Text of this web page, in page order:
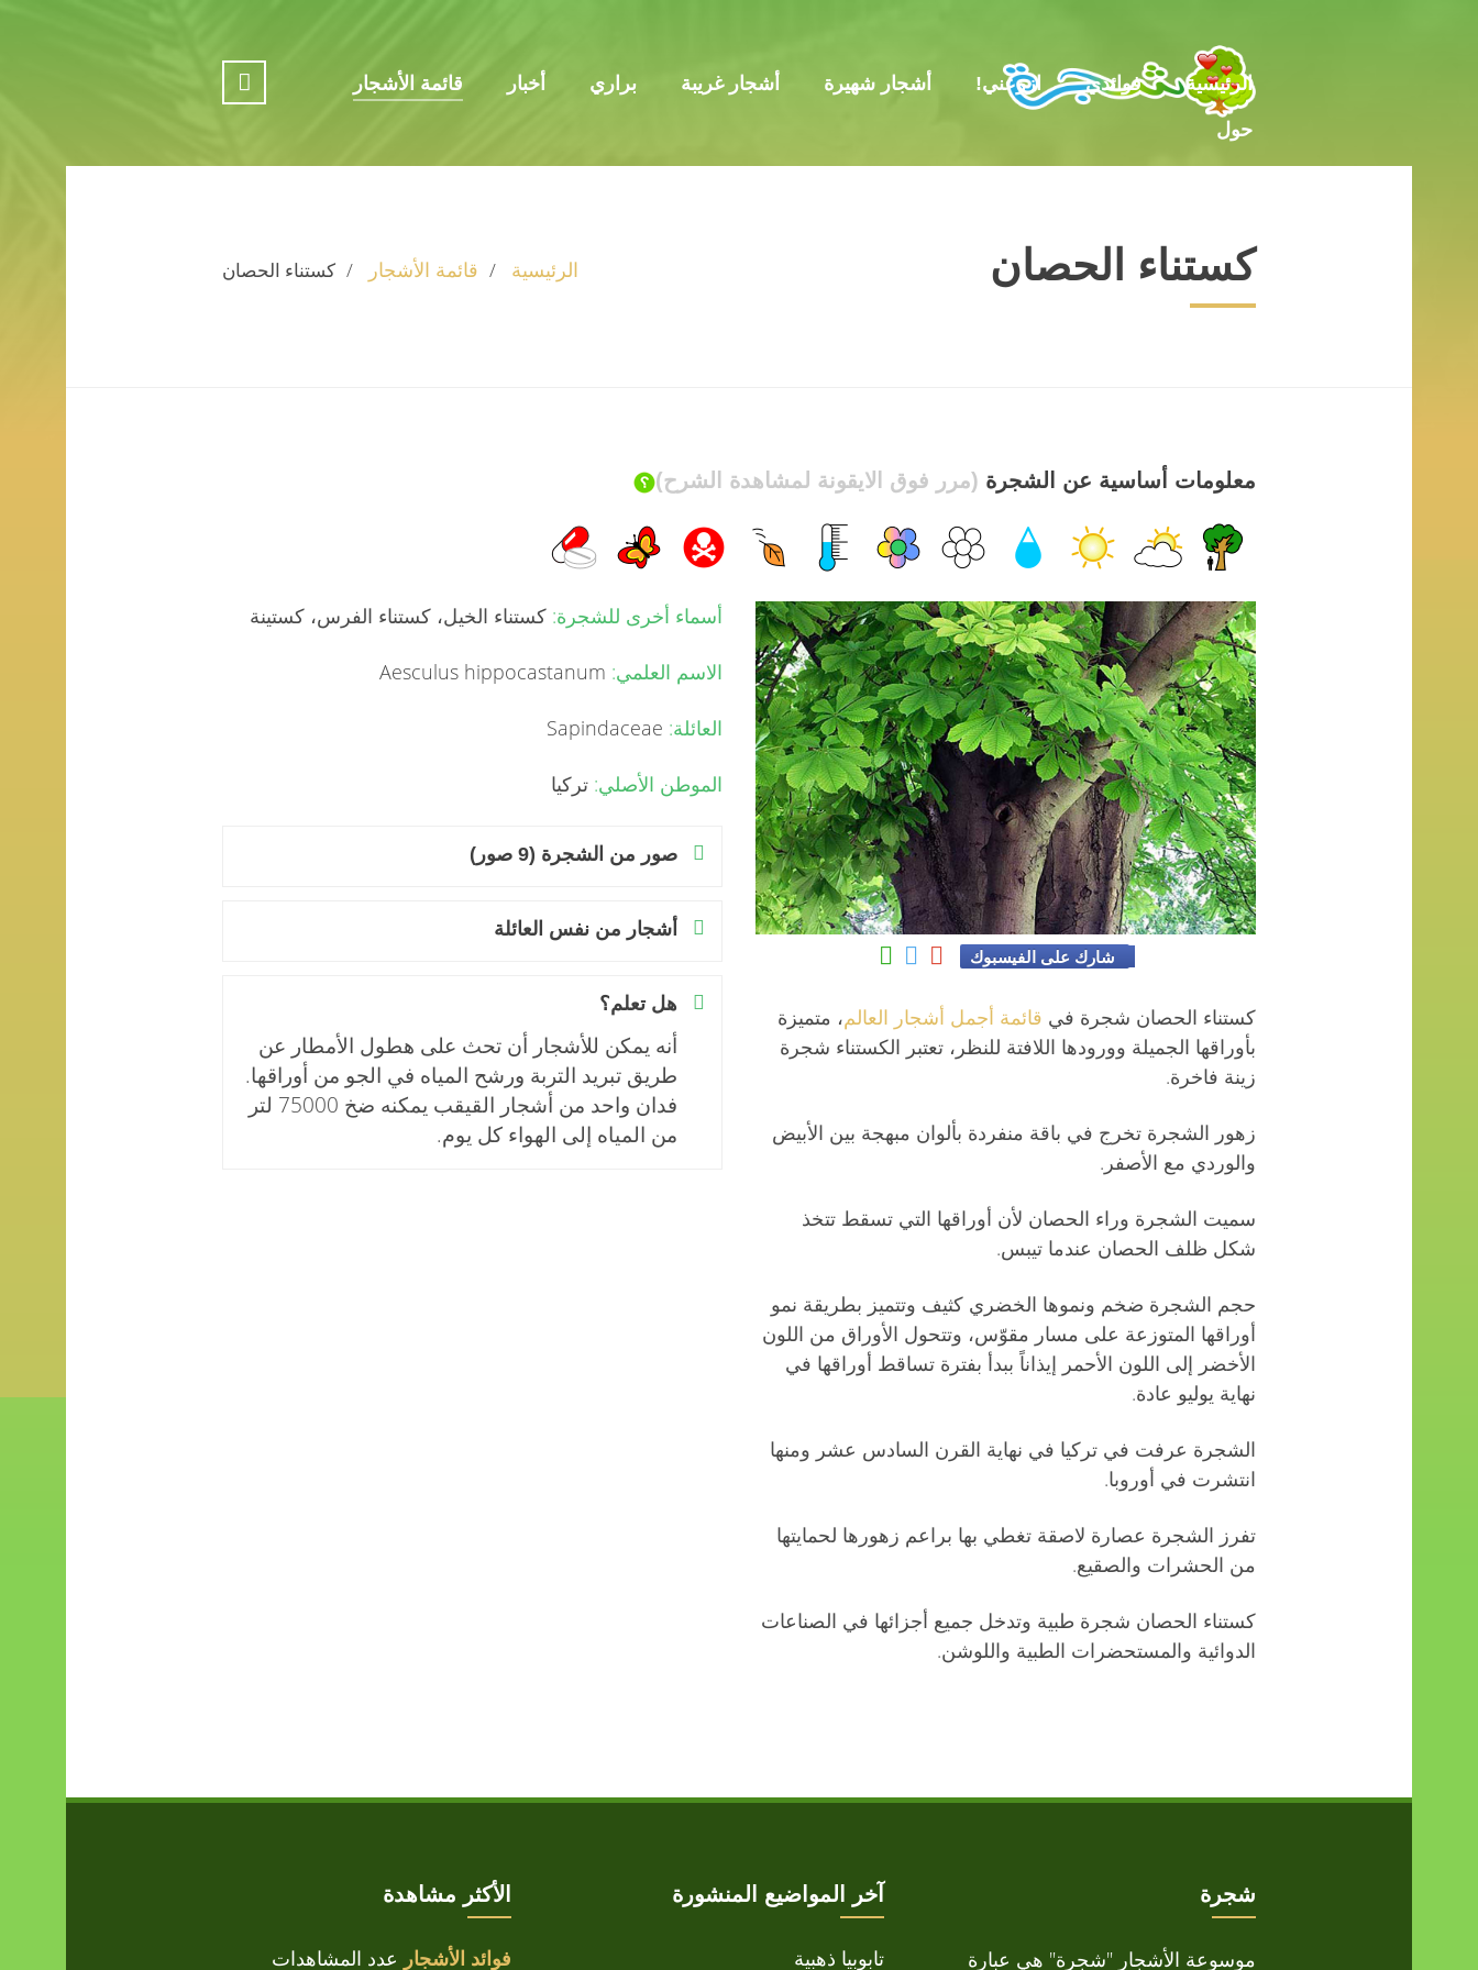
الرئيسية فوائدي ازرعني! أشجار شهيرة أشجار غريبة براري أخبار قائمة الأشجار
حول
كستناء الحصان الرئيسية قائمة الأشجار كستناء الحصان
معلومات أساسية عن الشجرة (مرر فوق الايقونة لمشاهدة الشرح)
شارك على الفيسبوك
كستناء الحصان شجرة في قائمة أجمل أشجار العالم، متميزة
بأوراقها الجميلة وورودها اللافتة للنظر، تعتبر الكستناء شجرة
زينة فاخرة.
زهور الشجرة تخرج في باقة منفردة بألوان مبهجة بين الأبيض
والوردي مع الأصفر.
سميت الشجرة وراء الحصان لأن أوراقها التي تسقط تتخذ
شكل ظلف الحصان عندما تيبس.
حجم الشجرة ضخم ونموها الخضري كثيف وتتميز بطريقة نمو
أوراقها المتوزعة على مسار مقوّس، وتتحول الأوراق من اللون
الأخضر إلى اللون الأحمر إيذاناً ببدأ بفترة تساقط أوراقها في
نهاية يوليو عادة.
الشجرة عرفت في تركيا في نهاية القرن السادس عشر ومنها
انتشرت في أوروبا.
تفرز الشجرة عصارة لاصقة تغطي بها براعم زهورها لحمايتها
من الحشرات والصقيع.
كستناء الحصان شجرة طبية وتدخل جميع أجزائها في الصناعات
الدوائية والمستحضرات الطبية واللوشن.
أسماء أخرى للشجرة: كستناء الخيل، كستناء الفرس، كستينة
الاسم العلمي:
العائلة:
الموطن الأصلي: تركيا
صور من الشجرة (9 صور)
أشجار من نفس العائلة
هل تعلم؟
أنه يمكن للأشجار أن تحث على هطول الأمطار عن
طريق تبريد التربة ورشح المياه في الجو من أوراقها.
فدان واحد من أشجار القيقب يمكنه ضخ 75000 لتر
من المياه إلى الهواء كل يوم.
شجرة
موسوعة الأشجار "شجرة" هي عبارة
آخر المواضيع المنشورة
تابوبيا ذهبية
الأكثر مشاهدة
فوائد الأشجار عدد المشاهدات